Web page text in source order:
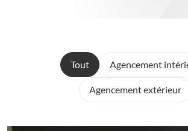
Tout Agencement
Agencement extérieur